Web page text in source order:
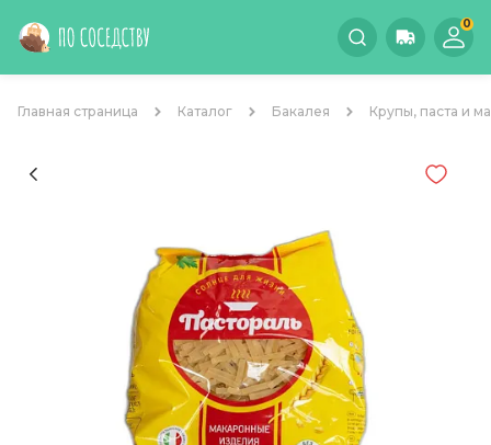
0
Главная страница Каталог Бакалея Крупы, паста и